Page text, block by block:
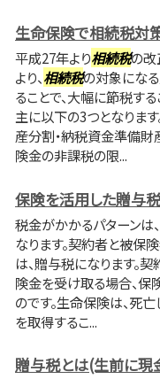
生命保険で相続税対
平成27年より相続税の改
より、相続税の対象にな
ることで、大幅に節税す
主に以下の3つとなります
産分割・納税資金準備財
険金の非課税の限...
保険を活用した贈与
税金がかかるパターンは、
なります。契約者と被保
は、贈与税になります。
険金を受け取る場合、保
のです。生命保険は、死
を取得するこ...
贈与税とは(生前に現